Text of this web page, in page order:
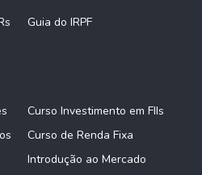
Guia do IRPF
Curso Investimento em FIIs
Curso de Renda Fixa
Introdução ao Mercado